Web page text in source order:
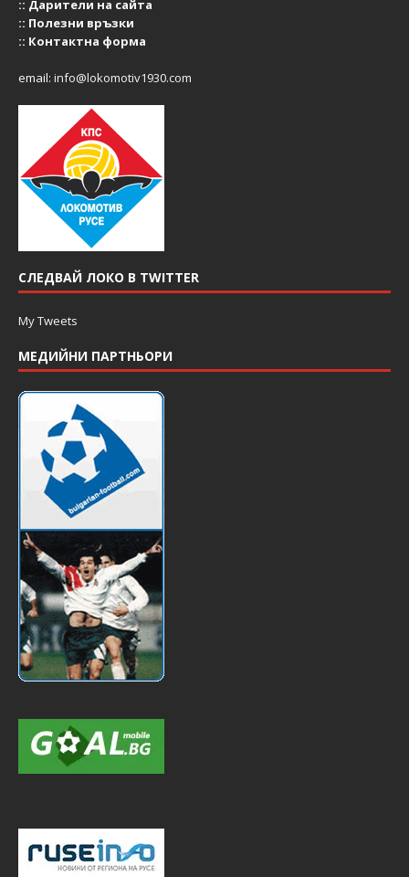
:: Дарители на сайта
:: Полезни връзки
:: Контактна форма
email: info@lokomotiv1930.com
СЛЕДВАЙ ЛОКО В TWITTER
My Tweets
МЕДИЙНИ ПАРТНЬОРИ